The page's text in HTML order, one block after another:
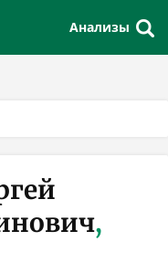
Анализы
,